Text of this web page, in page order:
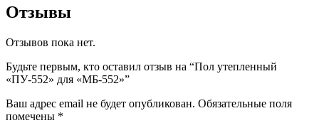
Отзывы
Отзывов пока нет.
Будьте первым, кто оставил отзыв на “Пол утепленный
«ПУ-552» для «МБ-552»”
Ваш адрес email не будет опубликован. Обязательные поля
помечены *